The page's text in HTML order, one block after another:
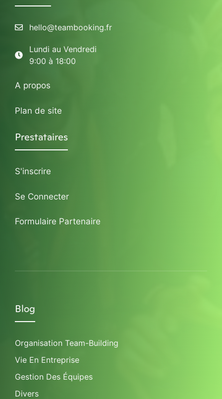
hello@teambooking.fr
Lundi au Vendredi
9:00 à 18:00
A propos
Plan de site
Prestataires
S'inscrire
Se Connecter
Formulaire Partenaire
Blog
Organisation Team-Building
Vie En Entreprise
Gestion Des Équipes
Divers